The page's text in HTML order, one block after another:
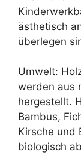
ästhetisch
überlegen
Umwelt:
werden aus
hergestellt.
Bambus,
Kirsche und
biologisch